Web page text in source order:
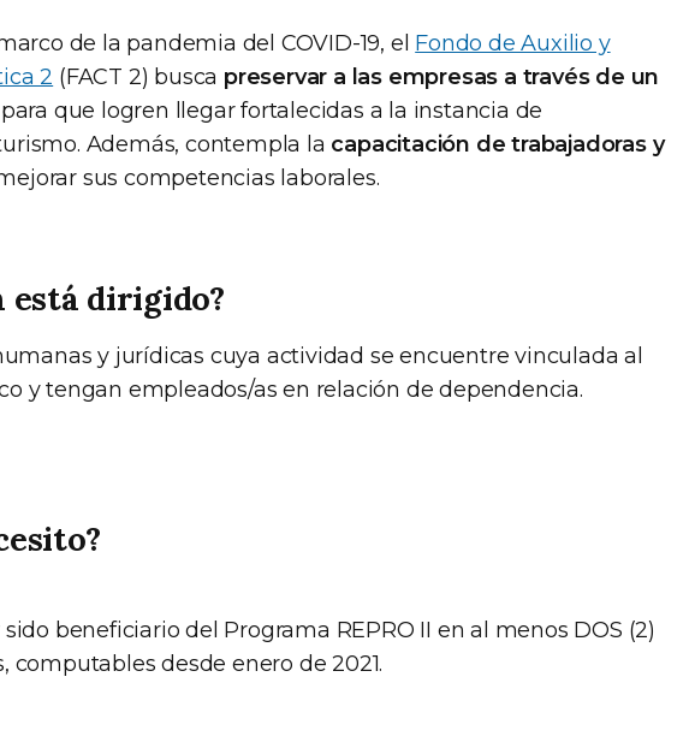
de la pandemia del COVID-19, el Fondo de Auxilio y
2 (FACT 2) busca preservar a las empresas a través de un
para que logren llegar fortalecidas a la instancia de
Además, contempla la capacitación de trabajadoras y
sus competencias laborales.
está dirigido?
y jurídicas cuya actividad se encuentre vinculada al
y tengan empleados/as en relación de dependencia.
sido beneficiario del Programa REPRO II en al menos DOS (2)
computables desde enero de 2021.